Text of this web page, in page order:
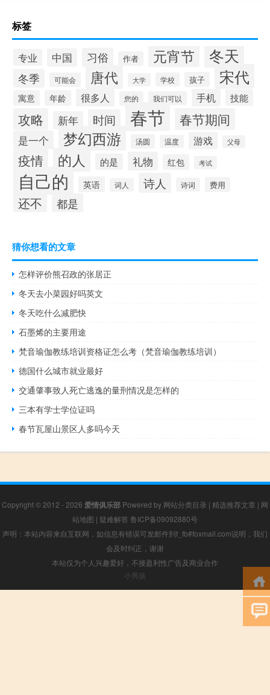
标签
专业 中国 习俗 作者 元宵节 冬天
冬季 可能会 唐代 大学 学校 孩子 宋代
寓意 年龄 很多人 您的 我们可以 手机 技能
攻略 新年 时间 春节 春节期间
是一个 梦幻西游 汤圆 温度 游戏 父母
疫情 的人 的是 礼物 红包 考试
自己的 英语 词人 诗人 诗词 费用
还不 都是
猜你想看的文章
怎样评价熊召政的张居正
冬天去小菜园好吗英文
冬天吃什么减肥快
石墨烯的主要用途
梵音瑜伽教练培训资格证怎么考（梵音瑜伽教练培训）
德国什么城市就业最好
交通肇事致人死亡逃逸的量刑情况是怎样的
三本有学士学位证吗
春节瓦屋山景区人多吗今天
Copyright © 2012 - 2026 爱情俱乐部 Powered by 网站分类目录 | 精选推荐文章 | 网
站地图 | 疑难解答 鲁ICP备09092880号
声明：本站内容来自互联网，如信息有错误可发邮件到f_fb#foxmail.com说明，我们
会及时纠正，谢谢
本站仅为个人兴趣爱好，不接盈利性广告及商业合作
小男孩